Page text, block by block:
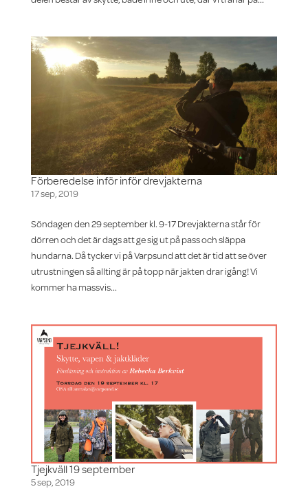
Förberedelse inför inför drevjakterna
17 sep, 2019
Söndagen den 29 september kl. 9-17 Drevjakterna står för
dörren och det är dags att ge sig ut på pass och släppa
hundarna. Då tycker vi på Varpsund att det är tid att se över
utrustningen så allting är på topp när jakten drar igång! Vi
kommer ha massvis...
Tjejkväll 19 september
5 sep, 2019